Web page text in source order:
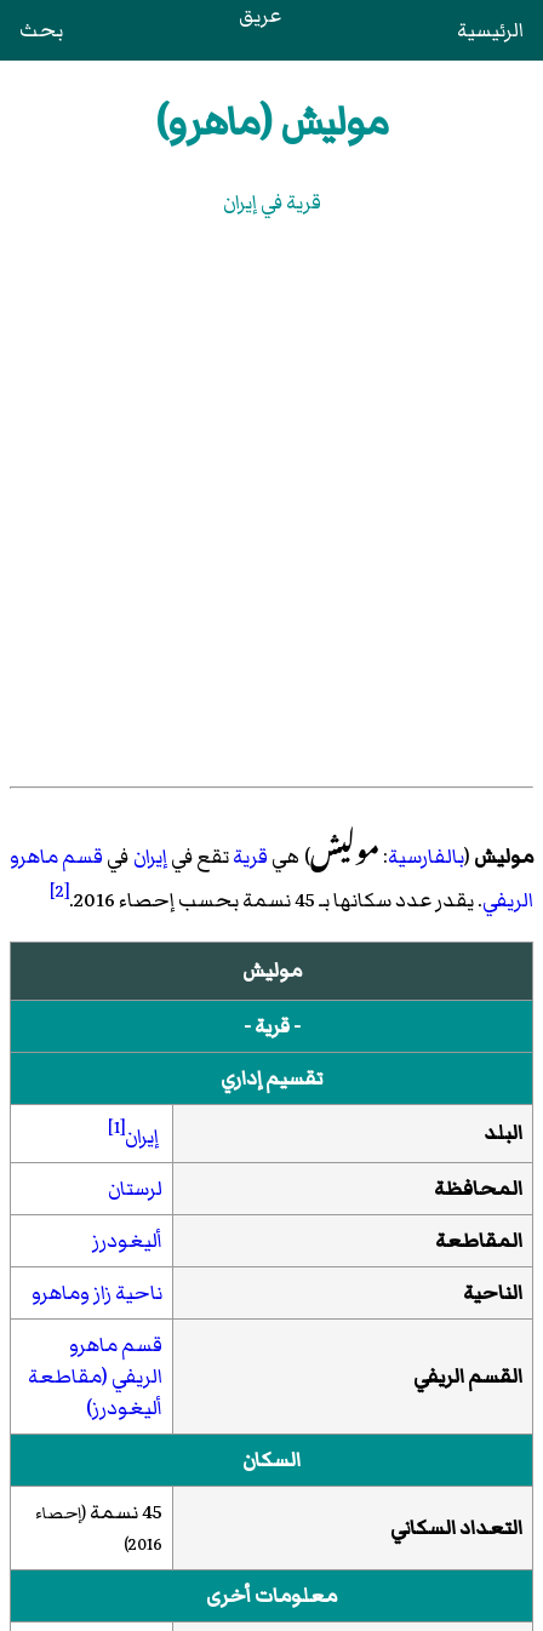
الرئيسية عريق بحث
موليش (ماهرو)
قرية في إيران
مولیش(بالفارسية:مولیش) هيقريةتقع فيإيرانفيقسم ماهرو
الریفي. يقدر عدد سكانها بـ 45 نسمة بحسب إحصاء 2016 .
[2]
موليش
- قرية -
تقسيم إداري
البلد
إيران[1]
المحافظة
لرستان
المقاطعة
أليغودرز
الناحية
ناحية زاز وماهرو
القسم الريفي
قسم ماهرو
الريفي (مقاطعة
أليغودرز)
السكان
التعداد السكاني 45 نسمة
(إحصاء
2016
)
معلومات أخرى